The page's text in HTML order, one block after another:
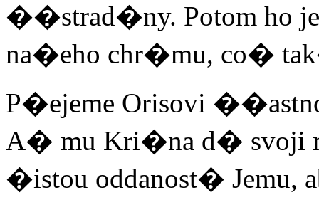
��strad�ny. Potom
na�eho chr�mu, co�
P�ejeme Orisovi
A� mu Kri�na d� svoji
�istou oddanost� Jemu,